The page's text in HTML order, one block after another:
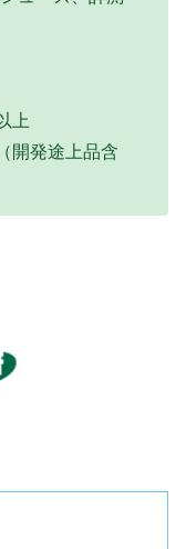
上
開発途上品含